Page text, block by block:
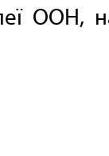
ООН,